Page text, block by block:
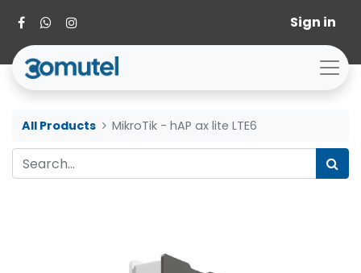
Sign in
All Products MikroTik - hAP ax lite LTE6